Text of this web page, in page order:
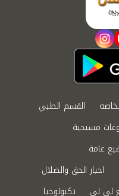
instagram
القسم الطبي
مسيحية
عامة
اخبار الحق والضلال
لى لى تكنولوجيا